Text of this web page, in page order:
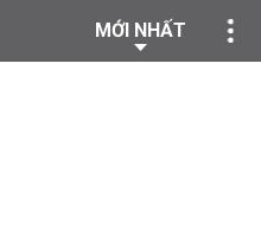
MỚI NHẤT